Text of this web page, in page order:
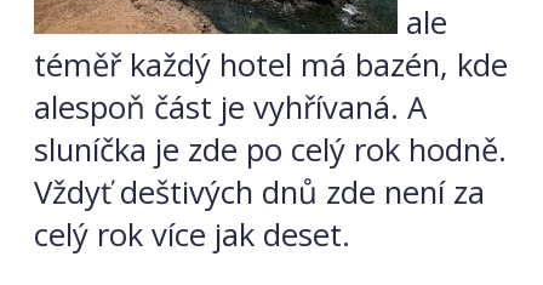
ale
téměř každý hotel má bazén, kde
alespoň část je vyhřívaná. A
sluníčka je zde po celý rok hodně.
Vždyť deštivých dnů zde není za
celý rok více jak deset.